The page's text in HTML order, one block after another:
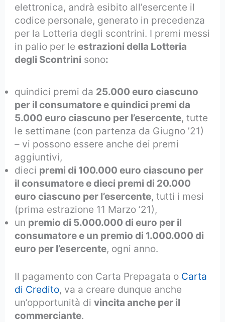
elettronica, andrà esibito all’esercente il
codice personale, generato in precedenza
per la Lotteria degli scontrini. I premi messi
in palio per leestrazioni della Lotteria
degli Scontrini sono:
quindici premi da 25.000 euro ciascuno
per il consumatore e quindici premi da
5.000 euro ciascuno per l’esercente, tutte
le settimane (con partenza da Giugno ’21)
– vi possono essere anche dei premi
aggiuntivi,
dieci premi di 100.000 euro ciascuno per
il consumatore e dieci premi di 20.000
euro ciascuno per l’esercente, tutti i mesi
(prima estrazione 11 Marzo ’21),
un premio di 5.000.000 di euro per il
consumatore e un premio di 1.000.000 di
euro per l’esercente, ogni anno.
Il pagamento con Carta Prepagata o Carta
di Credito, va a creare dunque anche
un’opportunità divincita anche per il
commerciante.